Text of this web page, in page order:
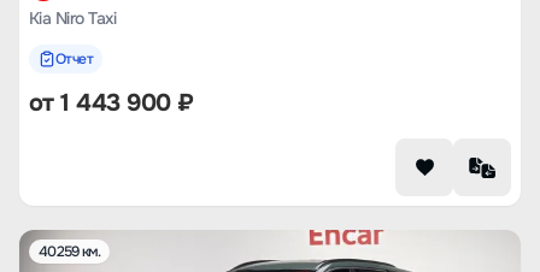
Kia Niro Taxi
Отчет
от1 443 900₽
40259 км.